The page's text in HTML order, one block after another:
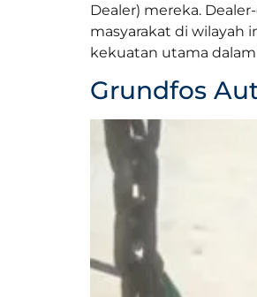
Dealer) mereka.
masyarakat di wilayah
kekuatan utama
Grundfos